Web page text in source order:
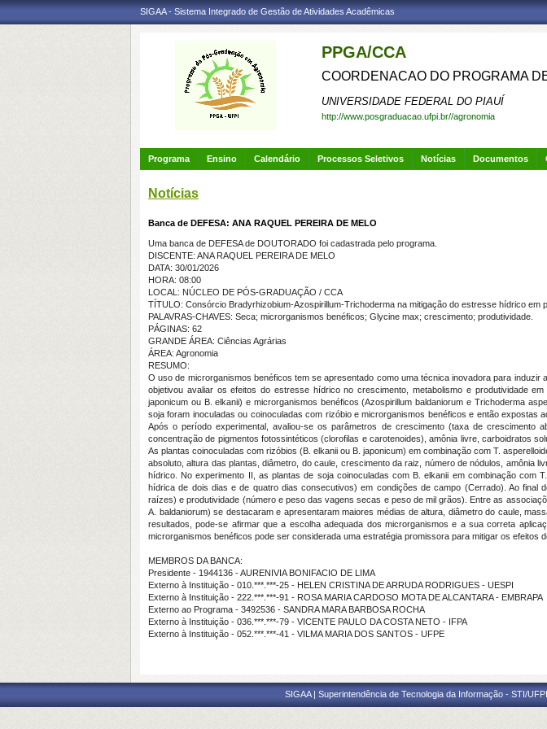
SIGAA - Sistema Integrado de Gestão de Atividades Acadêmicas
PPGA/CCA
COORDENACAO DO PROGRAMA
UNIVERSIDADE FEDERAL DO PIAUÍ
http://www.posgraduacao.ufpi.br//agronomia
Programa Ensino Calendário Processos Seletivos Notícias Documentos
Notícias
Banca de DEFESA: ANA RAQUEL PEREIRA DE MELO
Uma banca de DEFESA de DOUTORADO foi cadastrada pelo programa.
DISCENTE: ANA RAQUEL PEREIRA DE MELO
DATA: 30/01/2026
HORA: 08:00
LOCAL: NÚCLEO DE PÓS-GRADUAÇÃO / CCA
TÍTULO: Consórcio Bradyrhizobium-Azospirillum-Trichoderma na mitigação do estresse hídrico em
PALAVRAS-CHAVES: Seca; microrganismos benéficos; Glycine max; crescimento; produtividade.
PÁGINAS: 62
GRANDE ÁREA: Ciências Agrárias
ÁREA: Agronomia
RESUMO:
O uso de microrganismos benéficos tem se apresentado como uma técnica inovadora para
objetivou avaliar os efeitos do estresse hídrico no crescimento, metabolismo e produtividade
japonicum ou B. elkanii) e microrganismos benéficos (Azospirillum baldaniorum e Trichoderma
soja foram inoculadas ou coinoculadas com rizóbio e microrganismos benéficos e então
Após o período experimental, avaliou-se os parâmetros de crescimento (taxa de
concentração de pigmentos fotossintéticos (clorofilas e carotenoides), amônia livre, carboidratos
As plantas coinoculadas com rizóbios (B. elkanii ou B. japonicum) em combinação com T.
absoluto, altura das plantas, diâmetro, do caule, crescimento da raiz, número de nódulos, amônia
hídrico. No experimento II, as plantas de soja coinoculadas com B. elkanii em combinação com
hídrica de dois dias e de quatro dias consecutivos) em condições de campo (Cerrado). Ao
raízes) e produtividade (número e peso das vagens secas e peso de mil grãos). Entre as
A. baldaniorum) se destacaram e apresentaram maiores médias de altura, diâmetro do caule,
resultados, pode-se afirmar que a escolha adequada dos microrganismos e a sua correta
microrganismos benéficos pode ser considerada uma estratégia promissora para mitigar os efeitos
MEMBROS DA BANCA:
Presidente - 1944136 - AURENIVIA BONIFACIO DE LIMA
Externo à Instituição - 010.***.***-25 - HELEN CRISTINA DE ARRUDA RODRIGUES - UESPI
Externo à Instituição - 222.***.***-91 - ROSA MARIA CARDOSO MOTA DE ALCANTARA - EMBRAPA
Externo ao Programa - 3492536 - SANDRA MARA BARBOSA ROCHA
Externo à Instituição - 036.***.***-79 - VICENTE PAULO DA COSTA NETO - IFPA
Externo à Instituição - 052.***.***-41 - VILMA MARIA DOS SANTOS - UFPE
SIGAA | Superintendência de Tecnologia da Informação - STI/